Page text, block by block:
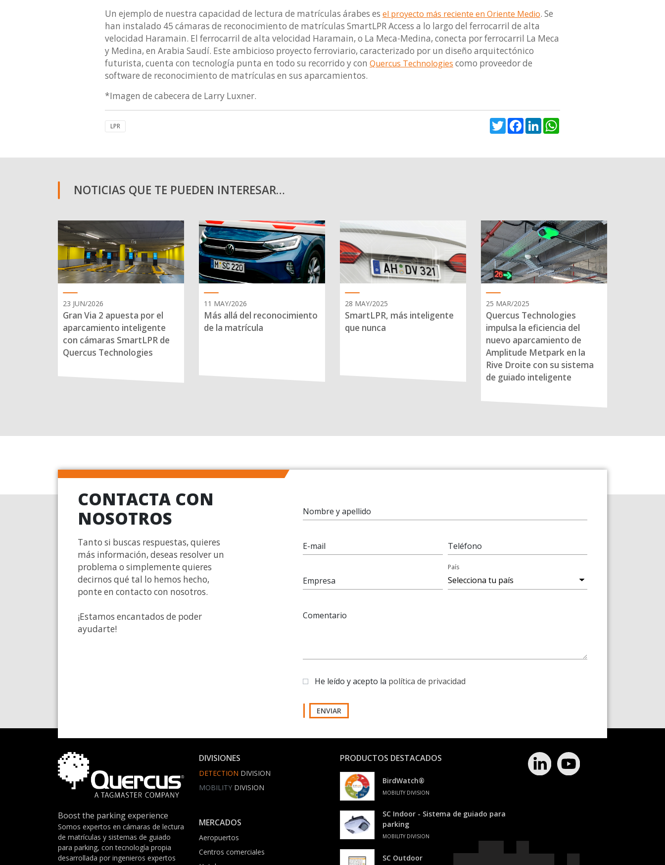
Un ejemplo de nuestra capacidad de lectura de matrículas árabes es el proyecto más reciente en Oriente Medio. Se
han instalado 45 cámaras de reconocimiento de matrículas SmartLPR Access a lo largo del ferrocarril de alta
velocidad Haramain. El ferrocarril de alta velocidad Haramain, o La Meca-Medina, conecta por ferrocarril La Meca
y Medina, en Arabia Saudí. Este ambicioso proyecto ferroviario, caracterizado por un diseño arquitectónico
futurista, cuenta con tecnología punta en todo su recorrido y con Quercus Technologies como proveedor de
software de reconocimiento de matrículas en sus aparcamientos.
*Imagen de cabecera de Larry Luxner.
LPR TwitterFacebook
LinkedIn
NOTICIAS QUE TE PUEDEN INTERESAR…
23 JUN/2026
Gran Via 2 apuesta por el
aparcamiento inteligente
con cámaras SmartLPR de
Quercus Technologies
11 MAY/2026
Más allá del reconocimiento
de la matrícula
28 MAY/2025
SmartLPR, más inteligente
que nunca
25 MAR/2025
Quercus Technologies
impulsa la eficiencia del
nuevo aparcamiento de
Amplitude Metpark en la
Rive Droite con su sistema
de guiado inteligente
CONTACTA CON
NOSOTROS
Tanto si buscas respuestas, quieres
más información, deseas resolver un
problema o simplemente quieres
decirnos qué tal lo hemos hecho,
ponte en contacto con nosotros.
¡Estamos encantados de poder
ayudarte!
Nombre y apellido
E-mail Teléfono
Empresa
País
Comentario
He leído y acepto la política de privacidad
ENVIAR
Boost the parking experience
Somos expertos en cámaras de lectura
de matrículas y sistemas de guiado
para parking, con tecnología propia
desarrollada por ingenieros expertos
DIVISIONES
DETECTION DIVISION
MOBILITY DIVISION
MERCADOS
Aeropuertos
Centros comerciales
PRODUCTOS DESTACADOS
BirdWatch®
MOBILITY DIVISION
SC Indoor - Sistema de guiado para
parking
MOBILITY DIVISION
SC Outdoor